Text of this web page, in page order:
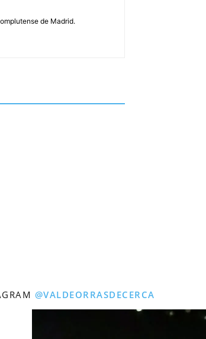
de Madrid.
@VALDEORRASDECERCA